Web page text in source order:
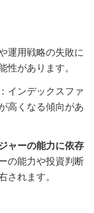
運用戦略の失敗に
性があります。
：インデックスファ
高くなる傾向があ
ャーの能力に依存
の能力や投資判断
されます。